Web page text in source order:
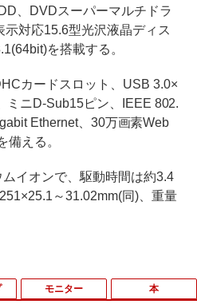
、DVDスーパーマルチドラ
対応15.6型光沢液晶ディス
を搭載する。
カードスロット、USB 3.0×
ミニD-Sub15ピン、IEEE 802.
Ethernet、30万画素Web
備える。
イオンで、駆動時間は約3.4
～31.02mm(同)、重量
モニター 本